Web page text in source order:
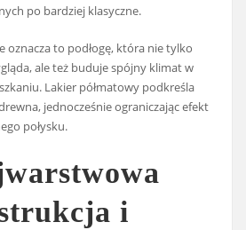
po bardziej klasyczne.
oznacza to podłogę, która nie tylko
ale też buduje spójny klimat w
Lakier półmatowy podkreśla
jednocześnie ograniczając efekt
połysku.
i